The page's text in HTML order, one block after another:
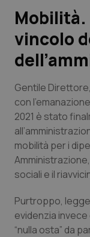
Lavoro e
Scienza e
Studi e Analisi
Lettere al
Edizioni
QS Pro
Professionisti
Abruzzo
QS Pro
vincolo
Gentile Direttore,
con
2021 è stato
mobilità per i
sociali e il
Purtroppo,
evidenzia invece
“nulla osta” da